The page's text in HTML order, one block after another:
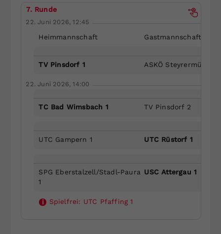
7. Runde
22. Juni 2026, 12:45
Heimmannschaft Gastmannschaft
TV Pinsdorf 1 ASKÖ Steyrermühl 2
22. Juni 2026, 14:00
TC Bad Wimsbach 1 TV Pinsdorf 2
UTC Gampern 1 UTC Rüstorf 1
SPG Eberstalzell/Stadl-Paura
1
USC Attergau 1
i Spielfrei: UTC Pfaffing 1